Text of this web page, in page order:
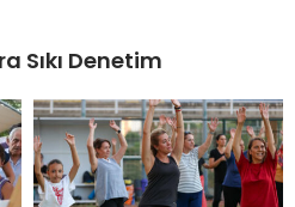
Sıkı Denetim